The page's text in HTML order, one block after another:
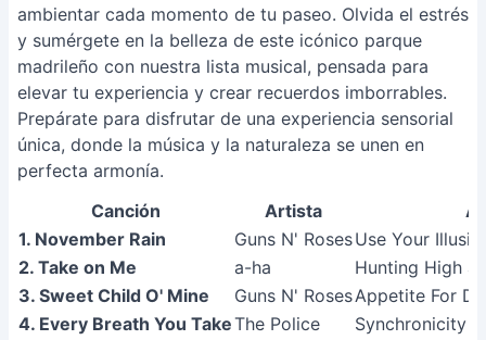
ambientar cada momento de tu paseo. Olvida el estrés
y sumérgete en la belleza de este icónico parque
madrileño con nuestra lista musical, pensada para
elevar tu experiencia y crear recuerdos imborrables.
Prepárate para disfrutar de una experiencia sensorial
única, donde la música y la naturaleza se unen en
perfecta armonía.
Canción Artista
1. November Rain
Guns N' RosesUse Your
2. Take on Me
a-ha
Hunting High
3. Sweet Child O' Mine
Guns N' RosesAppetite For
4. Every Breath You TakeThe Police
Synchronicity